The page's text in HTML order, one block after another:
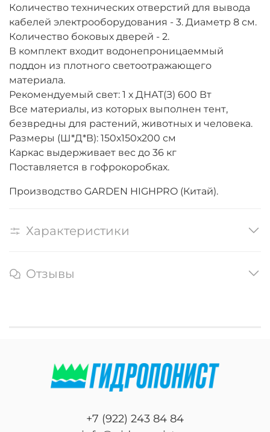
Количество технических отверстий для вывода
кабелей электрооборудования - 3. Диаметр 8 см.
Количество боковых дверей - 2.
В комплект входит водонепроницаеммый
поддон из плотного светоотражающего
материала.
Рекомендуемый свет: 1 х ДНАТ(З) 600 Вт
Все материалы, из которых выполнен тент,
безвредны для растений, животных и человека.
Размеры (Ш*Д*В): 150х150х200 см
Каркас выдерживает вес до 36 кг
Поставляется в гофрокоробках.
Производство GARDEN HIGHPRO (Китай).
Характеристики
Отзывы
+7 (922) 243 84 84